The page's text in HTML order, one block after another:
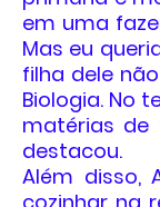
em uma
Mas eu
filha dele
Biologia. No
matérias de
destacou.
Além disso,